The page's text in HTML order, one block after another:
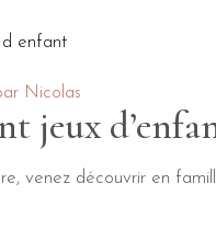
Nicolas
jeux
venez découvrir en